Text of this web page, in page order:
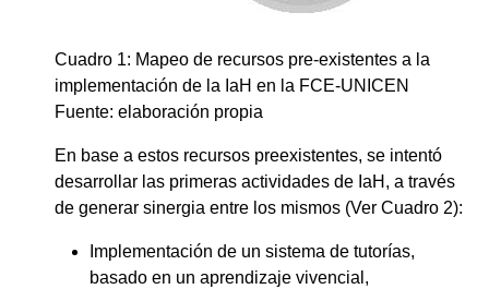
Cuadro 1: Mapeo de recursos pre-existentes a la
implementación de la IaH en la FCE-UNICEN
Fuente: elaboración propia
En base a estos recursos preexistentes, se intentó
desarrollar las primeras actividades de IaH, a través
de generar sinergia entre los mismos (Ver Cuadro 2):
Implementación de un sistema de tutorías,
basado en un aprendizaje vivencial,